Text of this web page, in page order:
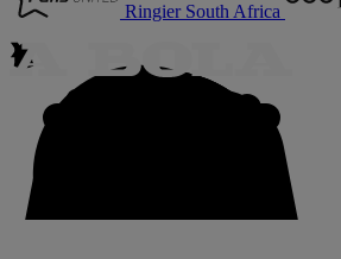
Ringier South Africa